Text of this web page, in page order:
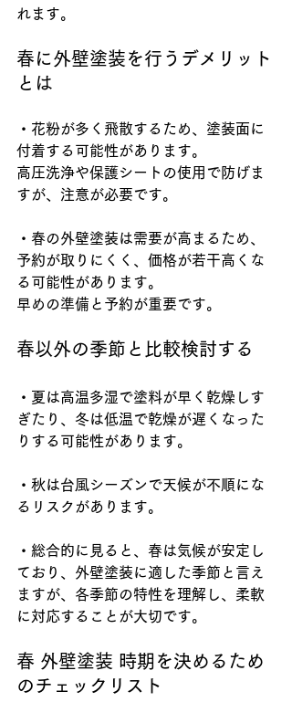
れます。
春に外壁塗装を行うデメリット
とは
・花粉が多く飛散するため、塗装面に
付着する可能性があります。
高圧洗浄や保護シートの使用で防げま
すが、注意が必要です。
・春の外壁塗装は需要が高まるため、
予約が取りにくく、価格が若干高くな
る可能性があります。
早めの準備と予約が重要です。
春以外の季節と比較検討する
・夏は高温多湿で塗料が早く乾燥しす
ぎたり、冬は低温で乾燥が遅くなった
りする可能性があります。
・秋は台風シーズンで天候が不順にな
るリスクがあります。
・総合的に見ると、春は気候が安定し
ており、外壁塗装に適した季節と言え
ますが、各季節の特性を理解し、柔軟
に対応することが大切です。
春 外壁塗装 時期を決めるため
のチェックリスト